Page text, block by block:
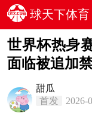
球天下体育
世界杯热身
面临被追加
甜瓜
首发
2026-